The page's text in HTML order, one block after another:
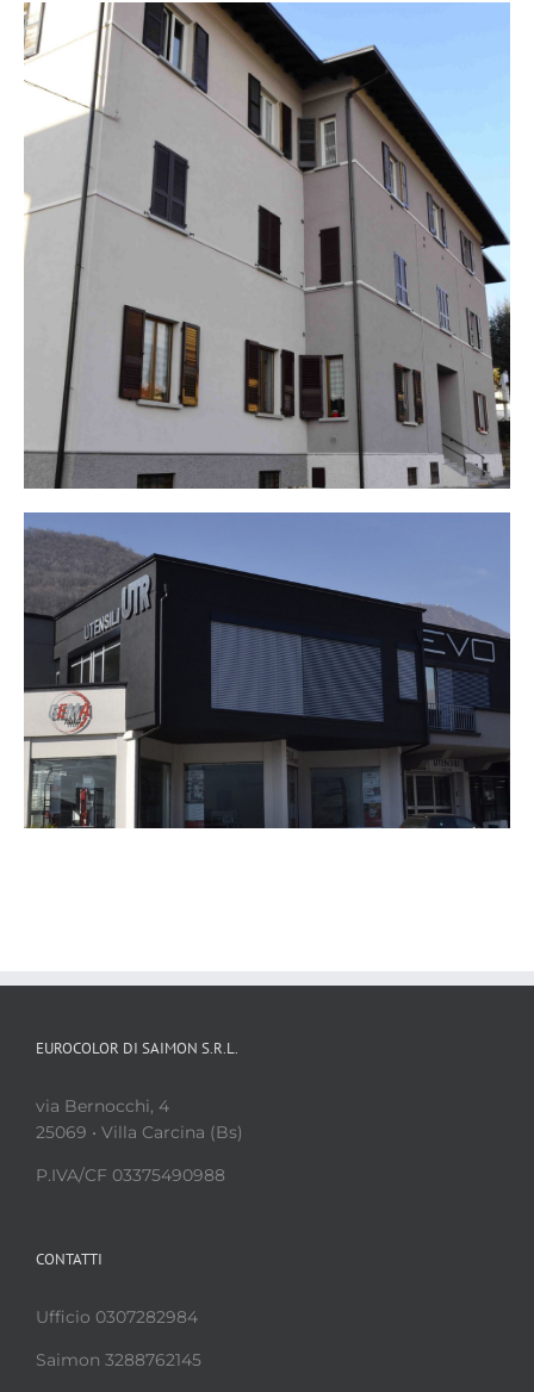
EUROCOLOR DI SAIMON S.R.L.
via Bernocchi, 4
25069 • Villa Carcina (Bs)
P.IVA/CF 03375490988
CONTATTI
Ufficio 0307282984
Saimon 3288762145